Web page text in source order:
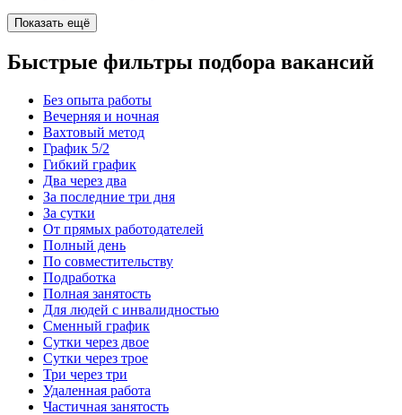
Показать ещё
Быстрые фильтры подбора вакансий
Без опыта работы
Вечерняя и ночная
Вахтовый метод
График 5/2
Гибкий график
Два через два
За последние три дня
За сутки
От прямых работодателей
Полный день
По совместительству
Подработка
Полная занятость
Для людей с инвалидностью
Сменный график
Сутки через двое
Сутки через трое
Три через три
Удаленная работа
Частичная занятость